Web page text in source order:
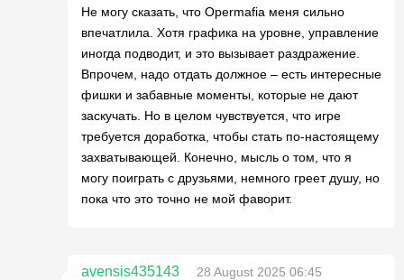
Не могу сказать, что Opermafia меня сильно
впечатлила. Хотя графика на уровне, управление
иногда подводит, и это вызывает раздражение.
Впрочем, надо отдать должное – есть интересные
фишки и забавные моменты, которые не дают
заскучать. Но в целом чувствуется, что игре
требуется доработка, чтобы стать по-настоящему
захватывающей. Конечно, мысль о том, что я
могу поиграть с друзьями, немного греет душу, но
пока что это точно не мой фаворит.
avensis435143
28 August 2025 06:45